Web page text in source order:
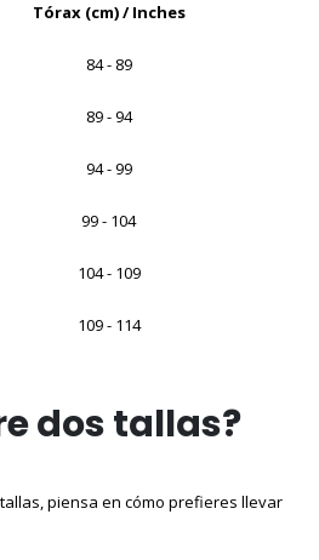
Tórax (cm) / Inches
84 - 89
89 - 94
94 - 99
99 - 104
104 - 109
109 - 114
dos tallas?
piensa en cómo prefieres llevar